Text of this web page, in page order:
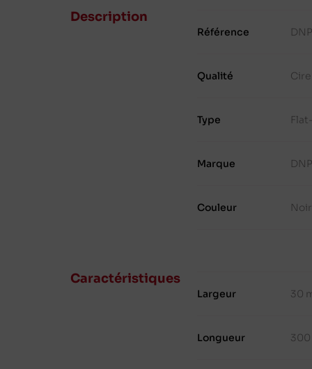
Description
Référence
Qualité Cire
Type
Marque DNP
Couleur Noir
Caractéristiques
Largeur 30
Longueur 300